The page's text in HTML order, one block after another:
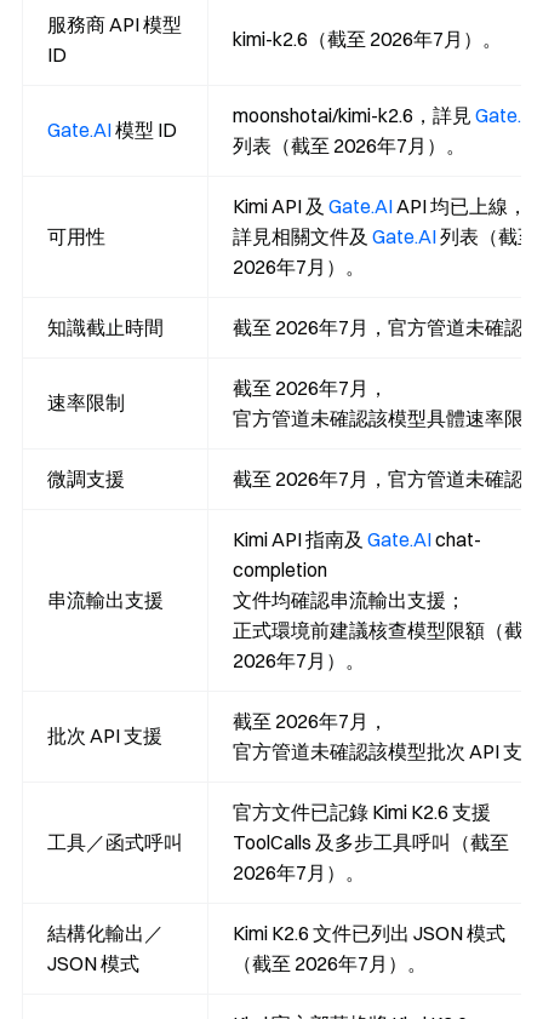
服務商 API 模型
ID
kimi-k2.6（截至 2026年7月）。
Gate.AI模型 ID
moonshotai/kimi-k2.6，詳見 Gate.AI
列表（截至 2026年7月）。
可用性
Kimi API 及 Gate.AIAPI 均已上線，
詳見相關文件及 Gate.AI列表（截至
2026年7月）。
知識截止時間 截至 2026年7月，官方管道未確認。
速率限制
截至 2026年7月，
官方管道未確認該模型具體速率限
微調支援 截至 2026年7月，官方管道未確認。
串流輸出支援
Kimi API 指南及 Gate.AIchat-
completion
文件均確認串流輸出支援；
正式環境前建議核查模型限額（截至
2026年7月）。
批次 API 支援
截至 2026年7月，
官方管道未確認該模型批次 API 支
工具／函式呼叫
官方文件已記錄 Kimi K2.6 支援
ToolCalls 及多步工具呼叫（截至
2026年7月）。
結構化輸出／
JSON 模式
Kimi K2.6 文件已列出 JSON 模式
（截至 2026年7月）。